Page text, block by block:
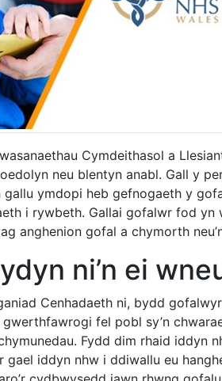
Cymdeithasol a
neu blentyn anabl. Gall y
gallu ymdopi heb gefnogaeth y
i rywbeth. Gallai gofalwr fod yn
anghenion gofal a chymorth
ni’n ei
Cenhadaeth ni, bydd
gwerthfawrogi fel pobl sy’n
Fydd dim rhaid iddyn
gael iddyn nhw i ddiwallu eu